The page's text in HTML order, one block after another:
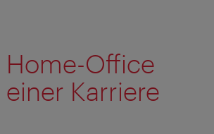
Home-Office
Karriere